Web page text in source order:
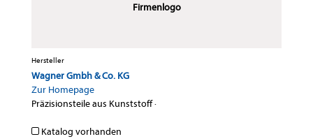
Firmenlogo
Hersteller
Wagner Gmbh & Co. KG
Zur Homepage
Präzisionsteile aus Kunststoff·
Katalog vorhanden